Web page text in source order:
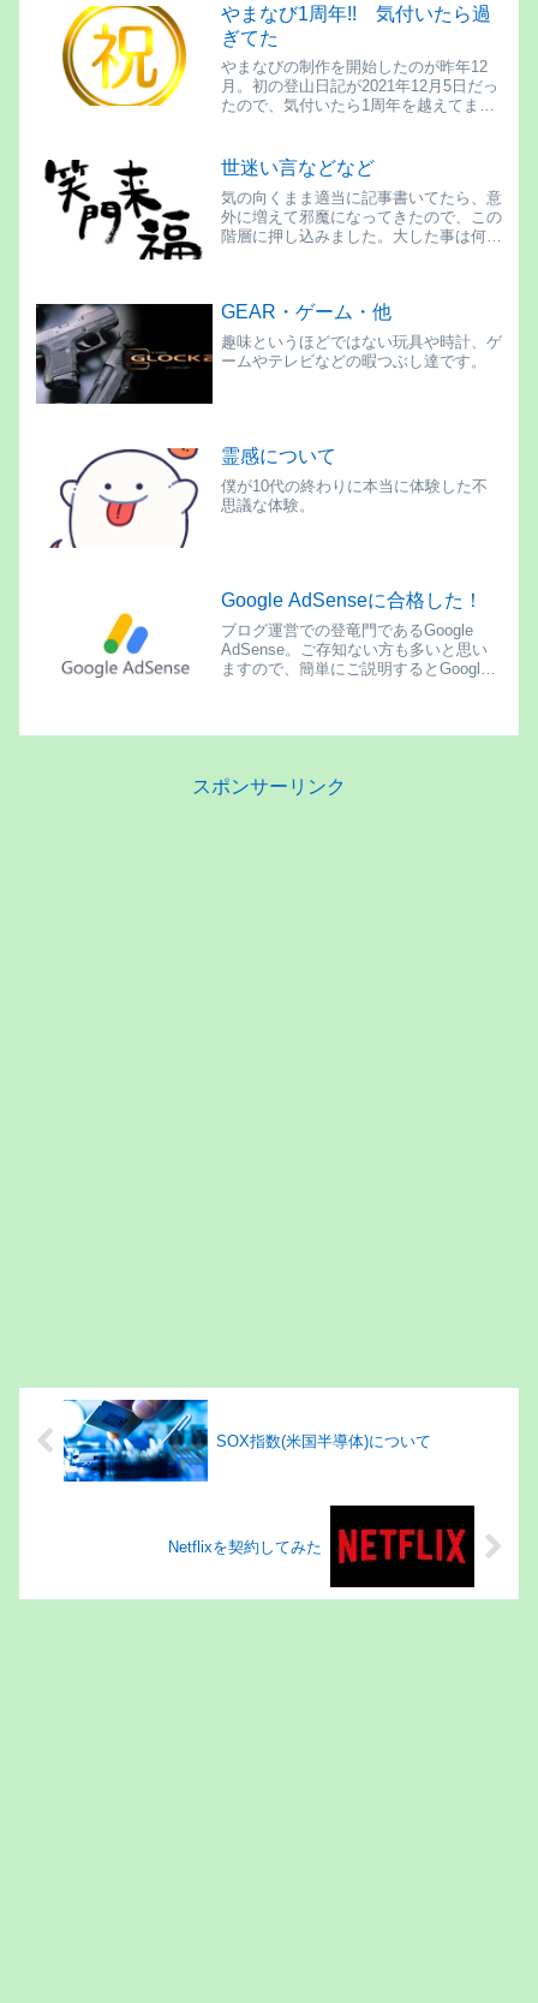
計」・・・もちろん「バックライト」や
「超鬼防水」等等、進化しまくりではな
いか。
やまなび1周年!! 気付いたら過
ぎてた
やまなびの制作を開始したのが昨年12
月。初の登山日記が2021年12月5日だっ
たので、気付いたら1周年を越えてまし
年、確かに早かった。
世迷い言などなど
気の向くまま適当に記事書いてたら、意
外に増えて邪魔になってきたので、この
階層に押し込みました。大した事は何に
GEAR・ゲーム・他
趣味というほどではない玩具や時計、ゲ
ームやテレビなどの暇つぶし達です。
霊感について
僕が10代の終わりに本当に体験した不
思議な体験。
Google AdSenseに合格した！
ブログ運営での登竜門であるGoogle
AdSense。ご存知ない方も多いと思い
ますので、簡単にご説明するとGoogle
スポンサーリンク
SOX指数(米国半導体)について
Netflixを契約してみた